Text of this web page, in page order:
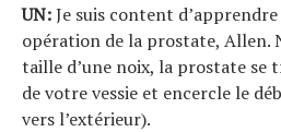
UN:Je suis content
opération de la prostate, Allen.
taille d’une noix, la prostate se
de votre vessie et encercle le
vers l’extérieur).